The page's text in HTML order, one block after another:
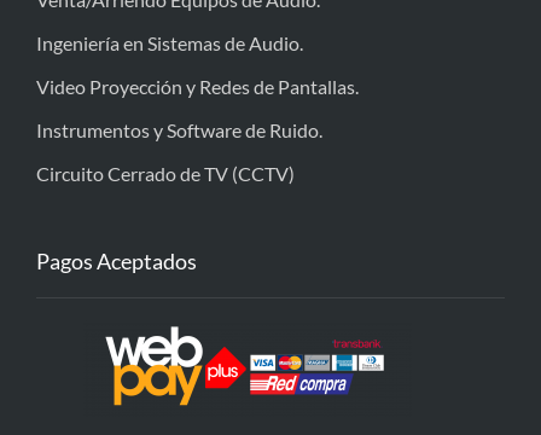
Ingeniería en Sistemas de Audio.
Video Proyección y Redes de Pantallas.
Instrumentos y Software de Ruido.
Circuito Cerrado de TV (CCTV)
Pagos Aceptados